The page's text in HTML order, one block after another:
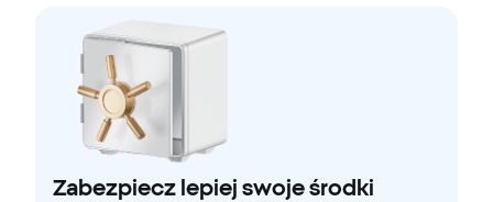
Zabezpiecz lepiej swoje środki